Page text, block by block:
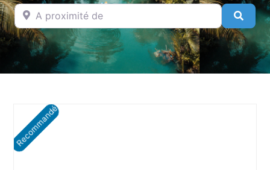
A proximité de
Recommandé